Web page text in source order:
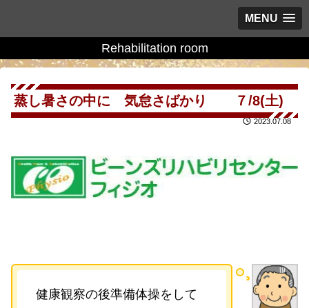
MENU
Rehabilitation room
蒸し暑さの中に 気怠さばかり ７/8(土)
2023.07.08
健康観察の後準備体操をして